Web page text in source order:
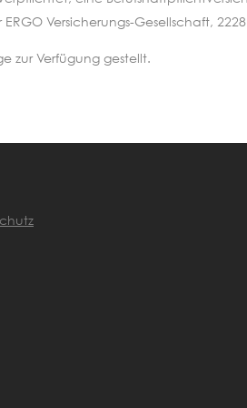
Versicherungs-Gesellschaft,
zur Verfügung gestellt.